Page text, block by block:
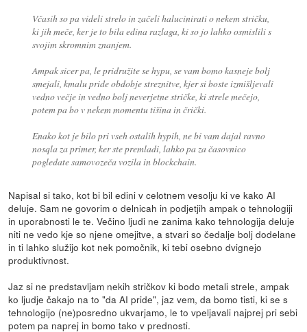
Včasih so pa videli strelo in začeli halucinirati o nekem stričku,
ki jih meče, ker je to bila edina razlaga, ki so jo lahko osmislili s
svojim skromnim znanjem.
Ampak sicer pa, le pridružite se hypu, se vam bomo kasneje bolj
smejali, kmalu pride obdobje streznitve, kjer si boste izmišljevali
vedno večje in vedno bolj neverjetne stričke, ki strele mečejo,
potem pa bo v nekem momentu tišina in črički.
Enako kot je bilo pri vseh ostalih hypih, ne bi vam dajal ravno
nosqla za primer, ker ste premladi, lahko pa za časovnico
pogledate samovozeča vozila in blockchain.
Napisal si tako, kot bi bil edini v celotnem vesolju ki ve kako AI
deluje. Sam ne govorim o delnicah in podjetjih ampak o tehnologiji
in uporabnosti le te. Večino ljudi ne zanima kako tehnologija deluje
niti ne vedo kje so njene omejitve, a stvari so čedalje bolj dodelane
in ti lahko služijo kot nek pomočnik, ki tebi osebno dvignejo
produktivnost.
Jaz si ne predstavljam nekih stričkov ki bodo metali strele, ampak
ko ljudje čakajo na to "da AI pride", jaz vem, da bomo tisti, ki se s
tehnologijo (ne)posredno ukvarjamo, le to vpeljavali najprej pri sebi
potem pa naprej in bomo tako v prednosti.